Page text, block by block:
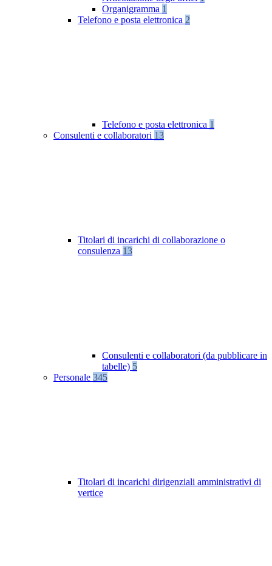
Organigramma 1
Telefono e posta elettronica 2
Telefono e posta elettronica 1
Consulenti e collaboratori 13
Titolari di incarichi di collaborazione o
consulenza 13
Consulenti e collaboratori (da pubblicare in
tabelle) 5
Personale 345
Titolari di incarichi dirigenziali amministrativi di
vertice